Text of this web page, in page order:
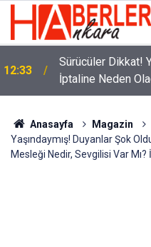
12:33
Sürücüler Dikkat!
İptaline Neden
Anasayfa Magazin
Yaşındaymış! Duyanlar Şok
Mesleği Nedir, Sevgilisi Var